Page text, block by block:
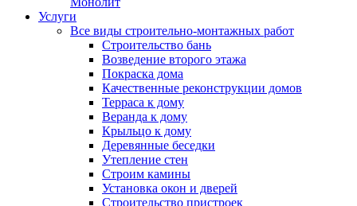
Услуги
Все виды строительно-монтажных работ
Строительство бань
Возведение второго этажа
Покраска дома
Качественные реконструкции домов
Терраса к дому
Веранда к дому
Крыльцо к дому
Деревянные беседки
Утепление стен
Строим камины
Установка окон и дверей
Строительство пристроек